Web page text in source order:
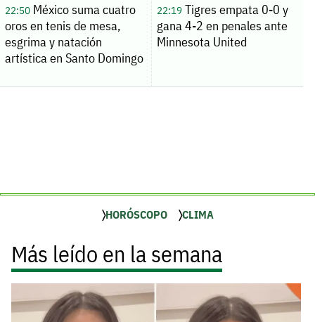
22:50México suma cuatro
oros en tenis de mesa,
esgrima y natación
artística en Santo Domingo
22:19Tigres empata 0-0 y
gana 4-2 en penales ante
Minnesota United
HORÓSCOPO CLIMA
Más leído en la semana